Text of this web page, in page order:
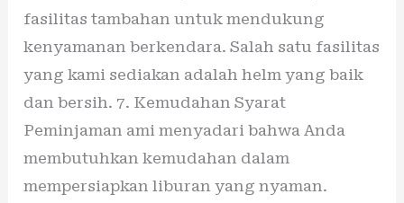
fasilitas tambahan untuk mendukung
kenyamanan berkendara. Salah satu fasilitas
yang kami sediakan adalah helm yang baik
dan bersih. 7. Kemudahan Syarat
Peminjaman ami menyadari bahwa Anda
membutuhkan kemudahan dalam
mempersiapkan liburan yang nyaman.